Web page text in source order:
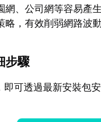
網、公司網等容易產
，有效削弱網路波
步驟
可透過最新安裝包安